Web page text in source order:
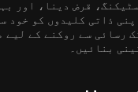
ذاتی کلیدوں کو خود
رسائی سے روکنے کے
بنائیں۔